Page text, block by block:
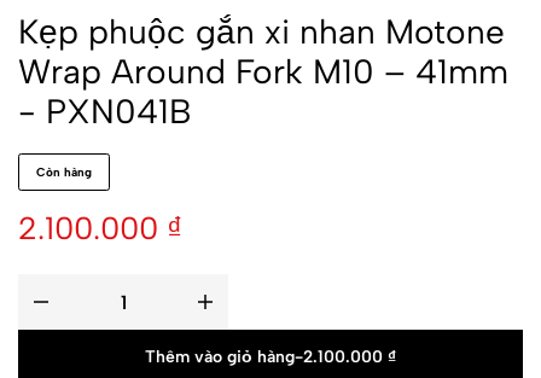
Kẹp phuộc gắn xi nhan Motone
Wrap Around Fork M10 – 41mm
- PXN041B
Còn hàng
2.100.000 ₫
Thêm vào giỏ hàng-2.100.000 ₫